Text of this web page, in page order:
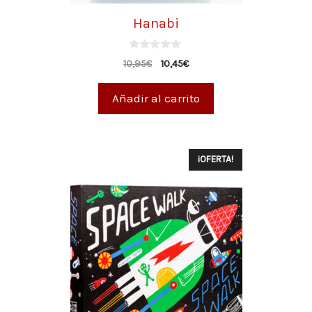
Hanabi
0
d
10,95€ 10,45€
Añadir al carrito
¡OFERTA!